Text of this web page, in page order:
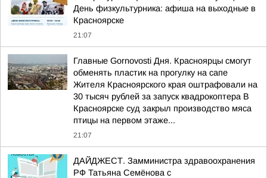
День физкультурника: афиша на выходные в
Красноярске
21:07
Главные Gornovosti Дня. Красноярцы смогут
обменять пластик на прогулку на сапе
Жителя Красноярского края оштрафовали на
30 тысяч рублей за запуск квадрокоптера В
Красноярске суд закрыл производство мяса
птицы на первом этаже...
21:07
ДАЙДЖЕСТ. Замминистра здравоохранения
РФ Татьяна Семёнова с